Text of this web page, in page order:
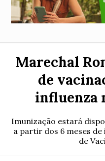
Marechal
de
influenza
Imunização estará
a partir dos 6 meses de
de